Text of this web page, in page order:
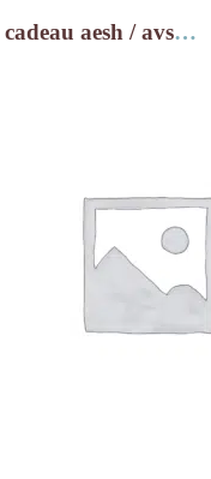
cadeau aesh / avs…